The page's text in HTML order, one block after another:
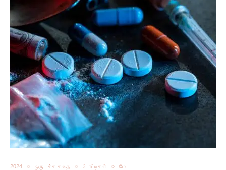
2024 ஒரு பக்க கதை போட்டிகள் மே